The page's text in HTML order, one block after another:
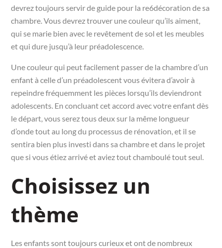
devrez toujours servir de guide pour la re6décoration de sa
chambre. Vous devrez trouver une couleur qu’ils aiment,
qui se marie bien avec le revêtement de sol et les meubles
et qui dure jusqu’à leur préadolescence.
Une couleur qui peut facilement passer de la chambre d’un
enfant à celle d’un préadolescent vous évitera d’avoir à
repeindre fréquemment les pièces lorsqu’ils deviendront
adolescents. En concluant cet accord avec votre enfant dès
le départ, vous serez tous deux sur la même longueur
d’onde tout au long du processus de rénovation, et il se
sentira bien plus investi dans sa chambre et dans le projet
que si vous étiez arrivé et aviez tout chamboulé tout seul.
Choisissez un
thème
Les enfants sont toujours curieux et ont de nombreux